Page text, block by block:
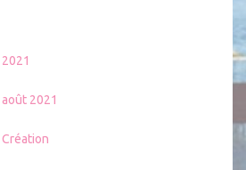
2021
août 2021
Création